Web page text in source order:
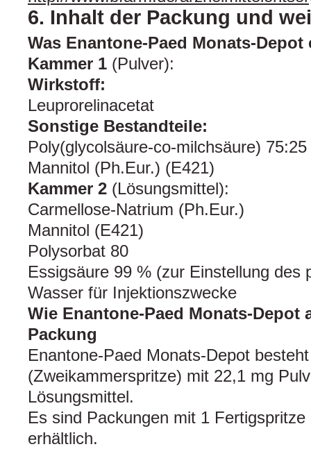
6. Inhalt der Packung und
Was Enantone-Paed Monats-Depot
Kammer 1 (Pulver):
Wirkstoff:
Leuprorelinacetat
Sonstige Bestandteile:
Poly(glycolsäure-co-milchsäure) 75:25
Mannitol (Ph.Eur.) (E421)
Kammer 2 (Lösungsmittel):
Carmellose-Natrium (Ph.Eur.)
Mannitol (E421)
Polysorbat 80
Essigsäure 99 % (zur Einstellung des
Wasser für Injektionszwecke
Wie Enantone-Paed Monats-
Packung
Enantone-Paed Monats-Depot
(Zweikammerspritze) mit 22,1 mg
Lösungsmittel.
Es sind Packungen mit 1
erhältlich.